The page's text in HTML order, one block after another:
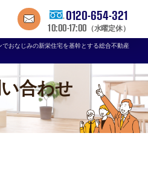
0120-654-321
10:00-17:00 （水曜定休）
おなじみの新栄住宅を基幹とする総合不動産
合わせ